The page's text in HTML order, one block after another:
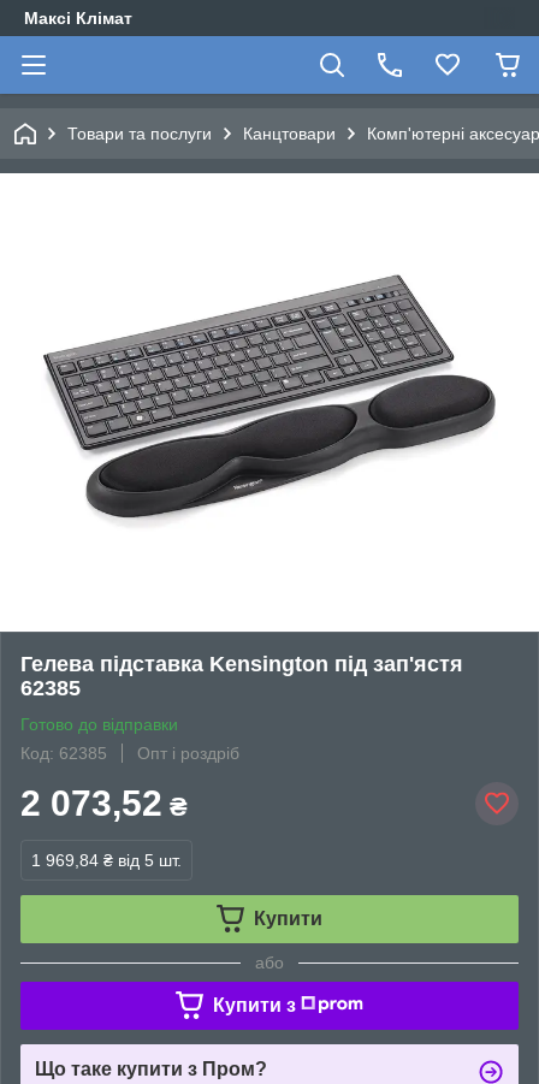
Максі Клімат
Товари та послуги Канцтовари Комп'ютерні
Гелева підставка Kensington під зап'ястя
62385
Готово до відправки
Код: 62385
Опт і роздріб
2 073,52 ₴
1 969,84 ₴ від 5 шт.
Купити
або
Купити з
Що таке купити з Пром?